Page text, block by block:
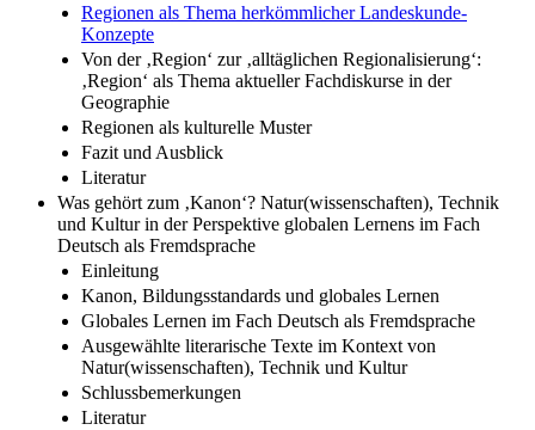
Regionen als Thema herkömmlicher Landeskunde-
Konzepte
Von der ‚Region‘ zur ‚alltäglichen Regionalisierung‘:
‚Region‘ als Thema aktueller Fachdiskurse in der
Geographie
Regionen als kulturelle Muster
Fazit und Ausblick
Literatur
Was gehört zum ‚Kanon‘? Natur(wissenschaften), Technik
und Kultur in der Perspektive globalen Lernens im Fach
Deutsch als Fremdsprache
Einleitung
Kanon, Bildungsstandards und globales Lernen
Globales Lernen im Fach Deutsch als Fremdsprache
Ausgewählte literarische Texte im Kontext von
Natur(wissenschaften), Technik und Kultur
Schlussbemerkungen
Literatur